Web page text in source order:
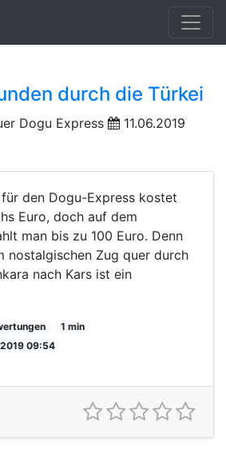
durch die Türkei
Dogu Express
11.06.2019
den Dogu-Express kostet
Euro, doch auf dem
man bis zu 100 Euro. Denn
nostalgischen Zug quer durch
nach Kars ist ein
1 min
09:54